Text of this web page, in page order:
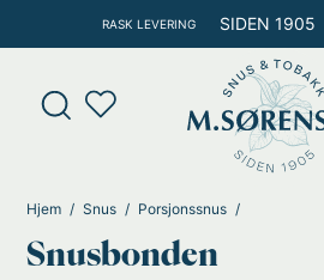
rett
innholdet
RASK LEVERING SIDEN 1905
Products
search
Hjem Snus Porsjonssnus
Snusbonden